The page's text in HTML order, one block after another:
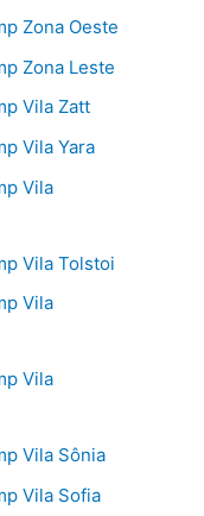
Zona Oeste
Zona Leste
Vila Zatt
Vila Yara
Vila
Vila Tolstoi
Vila
Vila
Vila Sônia
Vila Sofia